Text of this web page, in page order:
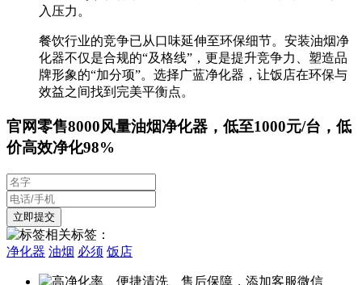
入压力。
餐饮行业的竞争已从口味延伸至环保细节。安装油烟净
化器不仅是合规的“及格线”，更是提升竞争力、塑造品
牌形象的“加分项”。选择广蓝净化器，让饭店在环保与
效益之间找到完美平衡点。
官网零售8000风量油烟净化器，低至1000元/台，低
价高效净化98%
相关标签：
净化器 油烟 必须 饭店